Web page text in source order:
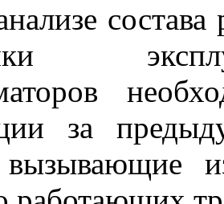
состава
за